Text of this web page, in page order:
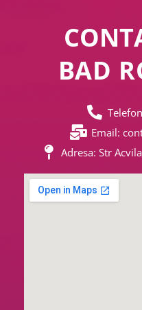
BAD
Email:
Adresa: Str